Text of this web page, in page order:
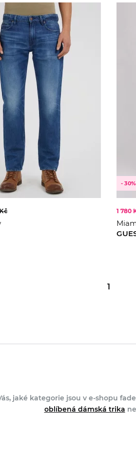
- 30%
1 780
1
jaké kategorie jsou v e-shopu
oblíbená dámská trika